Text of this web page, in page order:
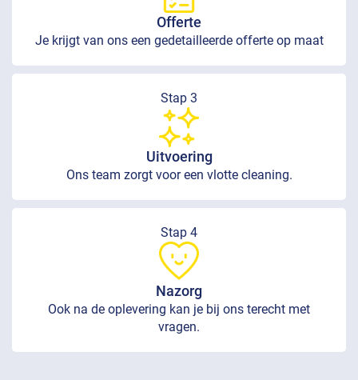
Offerte
Je krijgt van ons een gedetailleerde offerte op maat
Stap 3
Uitvoering
Ons team zorgt voor een vlotte cleaning.
Stap 4
Nazorg
Ook na de oplevering kan je bij ons terecht met
vragen.